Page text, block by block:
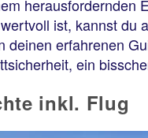
herausfordernden
ist, kannst du
erfahrenen
ein
inkl. Flug